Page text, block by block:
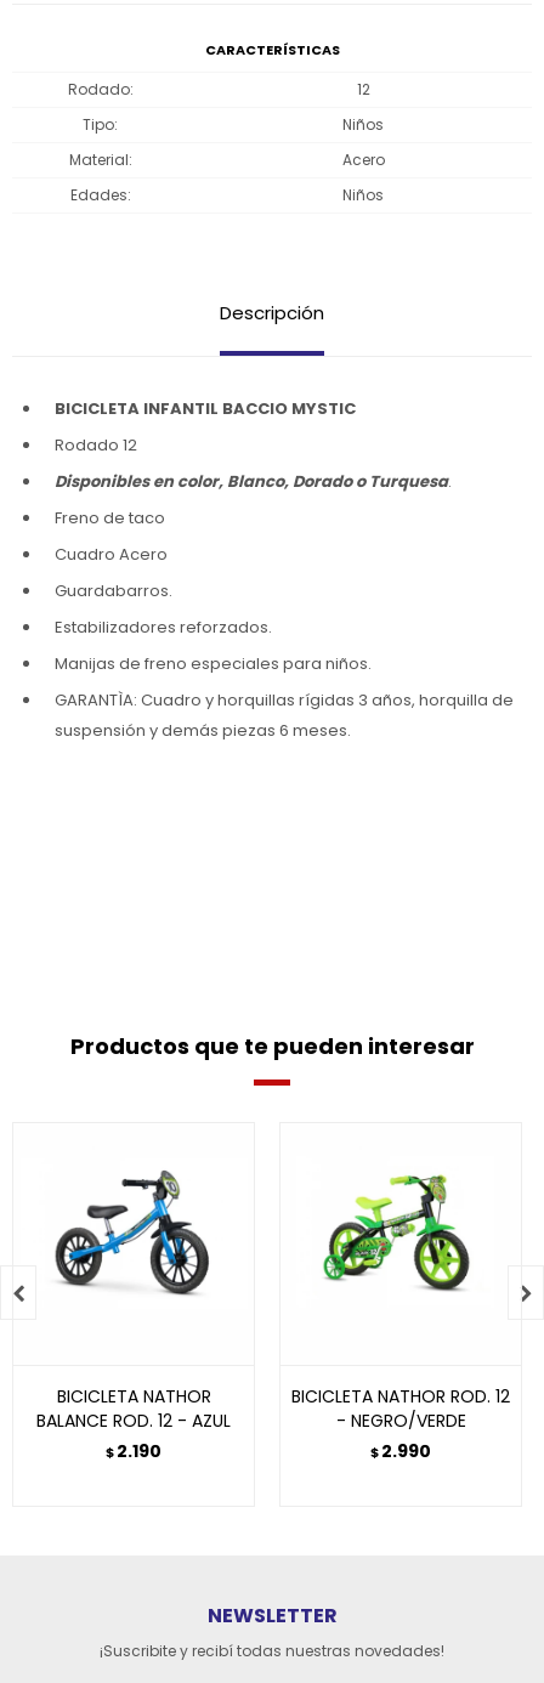
CARACTERÍSTICAS
Rodado
12
Tipo
Niños
Material
Acero
Edades
Niños
Descripción
BICICLETA INFANTIL BACCIO MYSTIC
Rodado 12
Disponibles en color, Blanco, Dorado o Turquesa.
Freno de taco
Cuadro Acero
Guardabarros.
Estabilizadores reforzados.
Manijas de freno especiales para niños.
GARANTÌA: Cuadro y horquillas rígidas 3 años, horquilla de
suspensión y demás piezas 6 meses.
Productos que te pueden interesar
BICICLETA NATHOR
BALANCE ROD. 12 - AZUL
$2.190
BICICLETA NATHOR ROD. 12
- NEGRO/VERDE
$2.990
 
NEWSLETTER
¡Suscribite y recibí todas nuestras novedades!